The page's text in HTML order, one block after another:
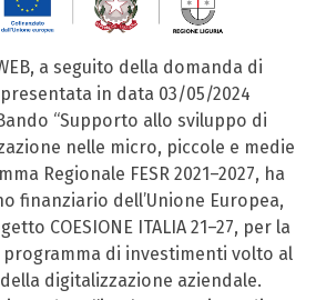
WEB, a seguito della domanda di
in data 03/05/2024
“Supporto allo sviluppo di
nelle micro, piccole e medie
Regionale FESR 2021–2027, ha
finanziario dell’Unione Europea,
COESIONE ITALIA 21–27, per la
di investimenti volto al
digitalizzazione aziendale.